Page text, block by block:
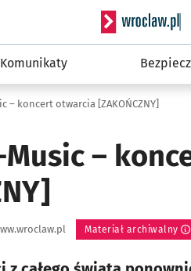
Serwis
Komunikaty
– koncert otwarcia [ZAKOŃCZNY]
–
Materiał archiwalny